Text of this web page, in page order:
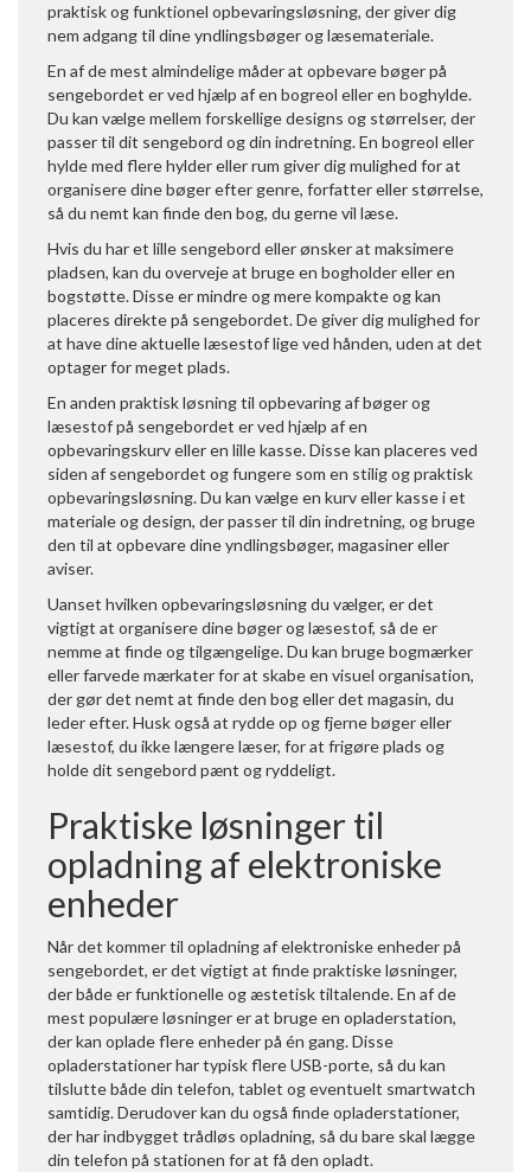
praktisk og funktionel opbevaringsløsning, der giver dig
nem adgang til dine yndlingsbøger og læsemateriale.
En af de mest almindelige måder at opbevare bøger på
sengebordet er ved hjælp af en bogreol eller en boghylde.
Du kan vælge mellem forskellige designs og størrelser, der
passer til dit sengebord og din indretning. En bogreol eller
hylde med flere hylder eller rum giver dig mulighed for at
organisere dine bøger efter genre, forfatter eller størrelse,
så du nemt kan finde den bog, du gerne vil læse.
Hvis du har et lille sengebord eller ønsker at maksimere
pladsen, kan du overveje at bruge en bogholder eller en
bogstøtte. Disse er mindre og mere kompakte og kan
placeres direkte på sengebordet. De giver dig mulighed for
at have dine aktuelle læsestof lige ved hånden, uden at det
optager for meget plads.
En anden praktisk løsning til opbevaring af bøger og
læsestof på sengebordet er ved hjælp af en
opbevaringskurv eller en lille kasse. Disse kan placeres ved
siden af sengebordet og fungere som en stilig og praktisk
opbevaringsløsning. Du kan vælge en kurv eller kasse i et
materiale og design, der passer til din indretning, og bruge
den til at opbevare dine yndlingsbøger, magasiner eller
aviser.
Uanset hvilken opbevaringsløsning du vælger, er det
vigtigt at organisere dine bøger og læsestof, så de er
nemme at finde og tilgængelige. Du kan bruge bogmærker
eller farvede mærkater for at skabe en visuel organisation,
der gør det nemt at finde den bog eller det magasin, du
leder efter. Husk også at rydde op og fjerne bøger eller
læsestof, du ikke længere læser, for at frigøre plads og
holde dit sengebord pænt og ryddeligt.
Praktiske løsninger til
opladning af elektroniske
enheder
Når det kommer til opladning af elektroniske enheder på
sengebordet, er det vigtigt at finde praktiske løsninger,
der både er funktionelle og æstetisk tiltalende. En af de
mest populære løsninger er at bruge en opladerstation,
der kan oplade flere enheder på én gang. Disse
opladerstationer har typisk flere USB-porte, så du kan
tilslutte både din telefon, tablet og eventuelt smartwatch
samtidig. Derudover kan du også finde opladerstationer,
der har indbygget trådløs opladning, så du bare skal lægge
din telefon på stationen for at få den opladt.